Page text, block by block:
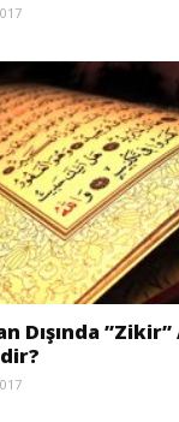
Dışında ”Zikir”